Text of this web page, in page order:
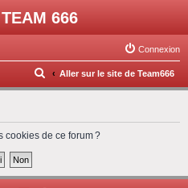
666
Connexion
Aller sur le site de Team666
R
e
cookies de ce forum ?